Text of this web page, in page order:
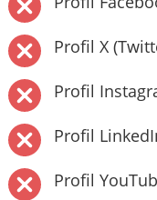
Profil X
Profil
Profil
Profil